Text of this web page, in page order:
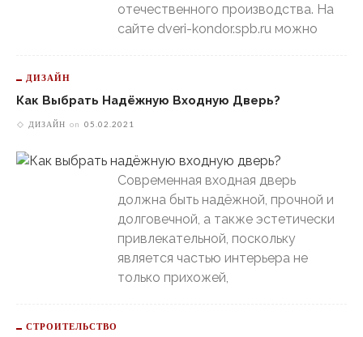
отечественного производства. На
сайте dveri-kondor.spb.ru можно
ДИЗАЙН
Как Выбрать Надёжную Входную Дверь?
ДИЗАЙН on 05.02.2021
Современная входная дверь
должна быть надёжной, прочной и
долговечной, а также эстетически
привлекательной, поскольку
является частью интерьера не
только прихожей,
СТРОИТЕЛЬСТВО